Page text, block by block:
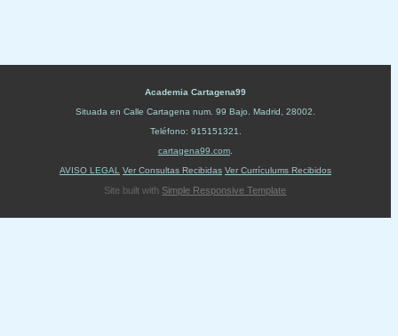
Academia Cartagena99
Situada en Calle Cartagena num. 99 Bajo Madrid 28002
Teléfono: 915151321
cartagena99.com
AVISO LEGAL
Ver Consultas Recibidas Ver Currículums Recibidos
Site built with Simple Responsive Template